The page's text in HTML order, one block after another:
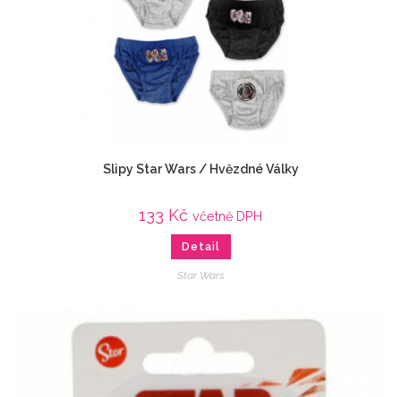
Slipy Star Wars / Hvězdné Války
133 Kč včetně DPH
Detail
Star Wars